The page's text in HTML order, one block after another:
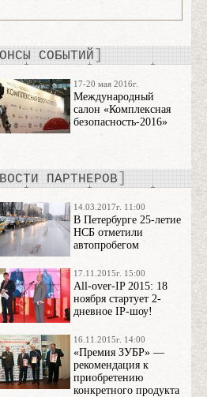
СОБЫТИЙ
17-20 мая 2016г.
Международный
салон «Комплексная
безопасность-2016»
ПАРТНЕРОВ
14.03.2017г. 11:00
В Петербурге 25-летие
НСБ отметили
автопробегом
17.11.2015г. 15:00
All-over-IP 2015: 18
ноября стартует 2-
дневное IP-шоу!
16.11.2015г. 14:00
«Премия ЗУБР» —
рекомендация к
приобретению
конкретного продукта